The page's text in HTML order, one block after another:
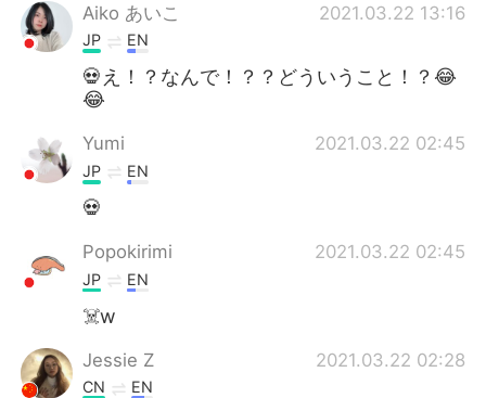
Aiko あいこ 2021.03.22 13:16
JP EN
💀え！？なんで！？？どういうこと！？😂
😂
Yumi 2021.03.22 02:45
JP EN
💀
Popokirimi 2021.03.22 02:45
JP EN
☠️w
Jessie Z 2021.03.22 02:28
CN EN